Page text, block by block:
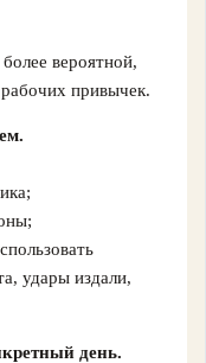
вероятной,
рабочих привычек.
удары издали,
день.